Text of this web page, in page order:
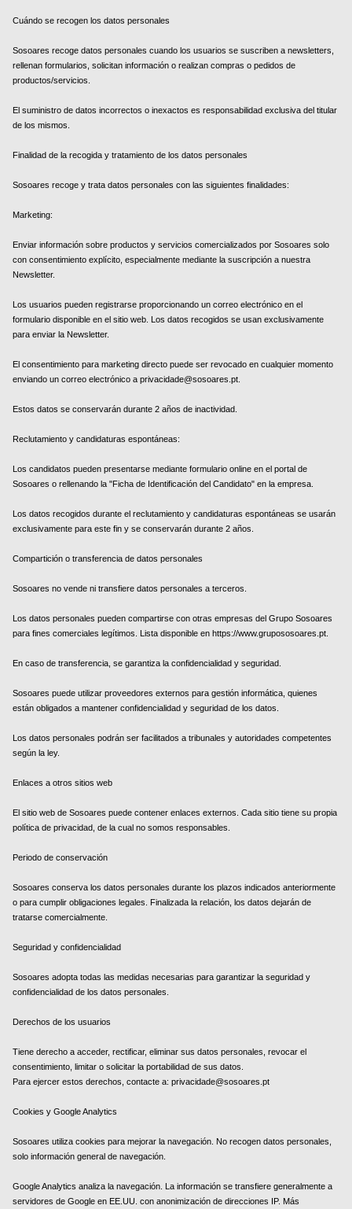
Cuándo se recogen los datos personales
Sosoares recoge datos personales cuando los usuarios se suscriben a newsletters,
rellenan formularios, solicitan información o realizan compras o pedidos de
productos/servicios.
El suministro de datos incorrectos o inexactos es responsabilidad exclusiva del titular
de los mismos.
Finalidad de la recogida y tratamiento de los datos personales
Sosoares recoge y trata datos personales con las siguientes finalidades:
Marketing:
Enviar información sobre productos y servicios comercializados por Sosoares solo
con consentimiento explícito, especialmente mediante la suscripción a nuestra
Newsletter.
Los usuarios pueden registrarse proporcionando un correo electrónico en el
formulario disponible en el sitio web. Los datos recogidos se usan exclusivamente
para enviar la Newsletter.
El consentimiento para marketing directo puede ser revocado en cualquier momento
enviando un correo electrónico a privacidade@sosoares.pt.
Estos datos se conservarán durante 2 años de inactividad.
Reclutamiento y candidaturas espontáneas:
Los candidatos pueden presentarse mediante formulario online en el portal de
Sosoares o rellenando la "Ficha de Identificación del Candidato" en la empresa.
Los datos recogidos durante el reclutamiento y candidaturas espontáneas se usarán
exclusivamente para este fin y se conservarán durante 2 años.
Compartición o transferencia de datos personales
Sosoares no vende ni transfiere datos personales a terceros.
Los datos personales pueden compartirse con otras empresas del Grupo Sosoares
para fines comerciales legítimos. Lista disponible en https://www.grupososoares.pt.
En caso de transferencia, se garantiza la confidencialidad y seguridad.
Sosoares puede utilizar proveedores externos para gestión informática, quienes
están obligados a mantener confidencialidad y seguridad de los datos.
Los datos personales podrán ser facilitados a tribunales y autoridades competentes
según la ley.
Enlaces a otros sitios web
El sitio web de Sosoares puede contener enlaces externos. Cada sitio tiene su propia
política de privacidad, de la cual no somos responsables.
Periodo de conservación
Sosoares conserva los datos personales durante los plazos indicados anteriormente
o para cumplir obligaciones legales. Finalizada la relación, los datos dejarán de
tratarse comercialmente.
Seguridad y confidencialidad
Sosoares adopta todas las medidas necesarias para garantizar la seguridad y
confidencialidad de los datos personales.
Derechos de los usuarios
Tiene derecho a acceder, rectificar, eliminar sus datos personales, revocar el
consentimiento, limitar o solicitar la portabilidad de sus datos.
Para ejercer estos derechos, contacte a: privacidade@sosoares.pt
Cookies y Google Analytics
Sosoares utiliza cookies para mejorar la navegación. No recogen datos personales,
solo información general de navegación.
Google Analytics analiza la navegación. La información se transfiere generalmente a
servidores de Google en EE.UU. con anonimización de direcciones IP. Más